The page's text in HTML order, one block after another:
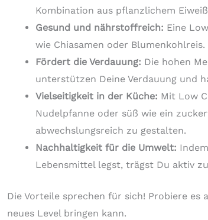
Kombination aus pflanzlichem
Gesund und nährstoffreich: Eine
wie Chiasamen oder
Fördert die Verdauung: Die hohen
unterstützen Deine Verdauung und
Vielseitigkeit in der Küche: Mit Low
Nudelpfanne oder süß wie ein
abwechslungsreich zu gestalten.
Nachhaltigkeit für die Umwelt:
Lebensmittel legst, trägst Du aktiv
Die Vorteile sprechen für sich! Probiere es
neues Level bringen kann.